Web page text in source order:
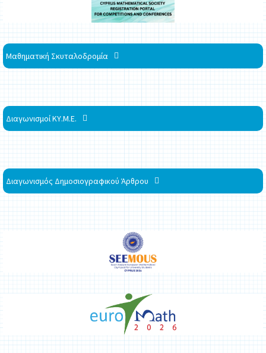
Μαθηματική Σκυταλοδρομία
Διαγωνισμοί ΚΥ.Μ.Ε.
Διαγωνισμός Δημοσιογραφικού Άρθρου